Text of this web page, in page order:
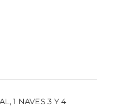
1 NAVES 3 Y 4